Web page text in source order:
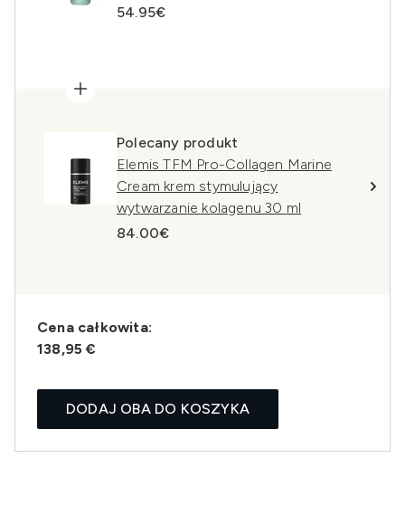
54.95€
Polecany produkt
Elemis TFM Pro-Collagen Marine
Cream krem stymulujący
wytwarzanie kolagenu 30 ml
84.00€
Cena całkowita:
138,95 €
DODAJ OBA DO KOSZYKA